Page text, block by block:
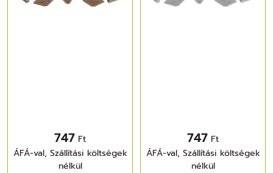
747 Ft
ÁFÁ-val, Szállítási költségek
nélkül
747 Ft
ÁFÁ-val, Szállítási költségek
nélkül